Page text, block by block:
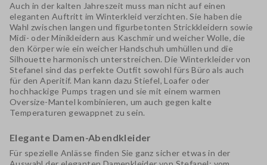
Auch in der kalten Jahreszeit muss man nicht auf einen
eleganten Auftritt im Winterkleid verzichten. Sie haben die
Wahl zwischen langen und figurbetonten Strickkleidern sowie
Midi- oder Minikleidern aus Kaschmir und weicher Wolle, die
den Körper wie ein weicher Handschuh umhüllen und die
Silhouette harmonisch unterstreichen. Die Winterkleider von
Stefanel sind das perfekte Outfit sowohl fürs Büro als auch
für den Aperitif. Man kann dazu Stiefel, Loafer oder
hochhackige Pumps tragen und sie mit einem warmen
Oversize-Mantel kombinieren, um auch gegen kalte
Temperaturen gewappnet zu sein.
Elegante Damen-Abendkleider
Für spezielle Anlässe finden Sie ganz sicher etwas in der